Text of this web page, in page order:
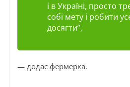
і в Україні, просто
собі мету і робити
досягти”,
— додає фермерка.